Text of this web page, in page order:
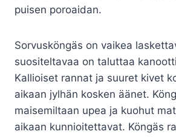
puisen poroaidan.
Sorvusköngäs on vaikea
suositeltavaa on taluttaa
Kallioiset rannat ja suuret kivet
aikaan jylhän kosken äänet.
maisemiltaan upea ja kuohut
aikaan kunnioitettavat. Köngäs